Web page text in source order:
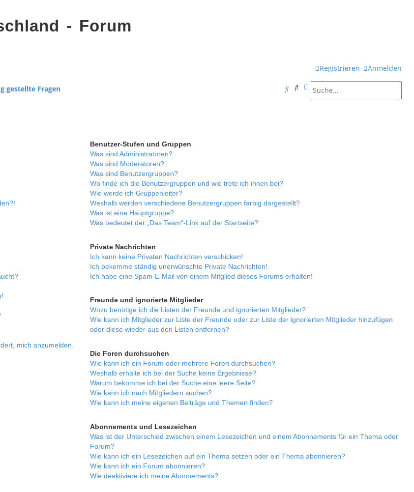
- Forum
Anmelden
Registrieren
gestellte Fragen SucheErweiterte Suche
S
mich anzumelden.
Benutzer-Stufen und Gruppen
Was sind Administratoren?
Was sind Moderatoren?
Was sind Benutzergruppen?
Wo finde ich die Benutzergruppen und wie trete ich ihnen bei?
Wie werde ich Gruppenleiter?
Weshalb werden verschiedene Benutzergruppen farbig dargestellt?
Was ist eine Hauptgruppe?
Was bedeutet der „Das Team“-Link auf der Startseite?
Private Nachrichten
Ich kann keine Privaten Nachrichten verschicken!
Ich bekomme ständig unerwünschte Private Nachrichten!
Ich habe eine Spam-E-Mail von einem Mitglied dieses Forums erhalten!
Freunde und ignorierte Mitglieder
Wozu benötige ich die Listen der Freunde und ignorierten Mitglieder?
Wie kann ich Mitglieder zur Liste der Freunde oder zur Liste der ignorierten Mitglieder hinzufügen
oder diese wieder aus den Listen entfernen?
Die Foren durchsuchen
Wie kann ich ein Forum oder mehrere Foren durchsuchen?
Weshalb erhalte ich bei der Suche keine Ergebnisse?
Warum bekomme ich bei der Suche eine leere Seite?
Wie kann ich nach Mitgliedern suchen?
Wie kann ich meine eigenen Beiträge und Themen finden?
Abonnements und Lesezeichen
Was ist der Unterschied zwischen einem Lesezeichen und einem Abonnements für ein Thema oder
Forum?
Wie kann ich ein Lesezeichen auf ein Thema setzen oder ein Thema abonnieren?
Wie kann ich ein Forum abonnieren?
Wie deaktiviere ich meine Abonnements?